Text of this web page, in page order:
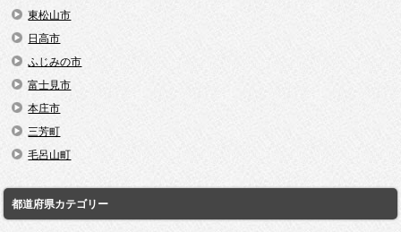
東松山市
日高市
ふじみの市
富士見市
本庄市
三芳町
毛呂山町
都道府県カテゴリー